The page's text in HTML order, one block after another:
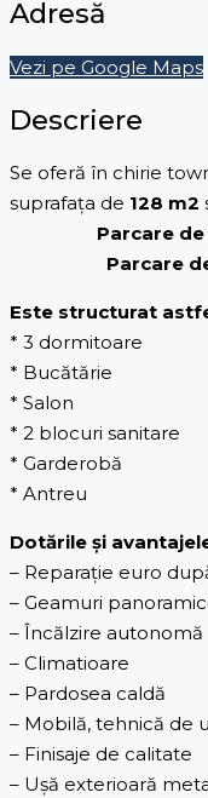
Adresă
Vezi pe Google Maps
Descriere
Se oferă în chirie
suprafața de 128 m2
Parcare de tip
Parcare de tip
Este structurat
* 3 dormitoare
* Bucătărie
* Salon
* 2 blocuri sanitare
* Garderobă
* Antreu
Dotările și
– Reparație euro
– Geamuri
– Încălzire autonomă
– Climatioare
– Pardosea caldă
– Mobilă, tehnică de
– Finisaje de calitate
– Ușă exterioară